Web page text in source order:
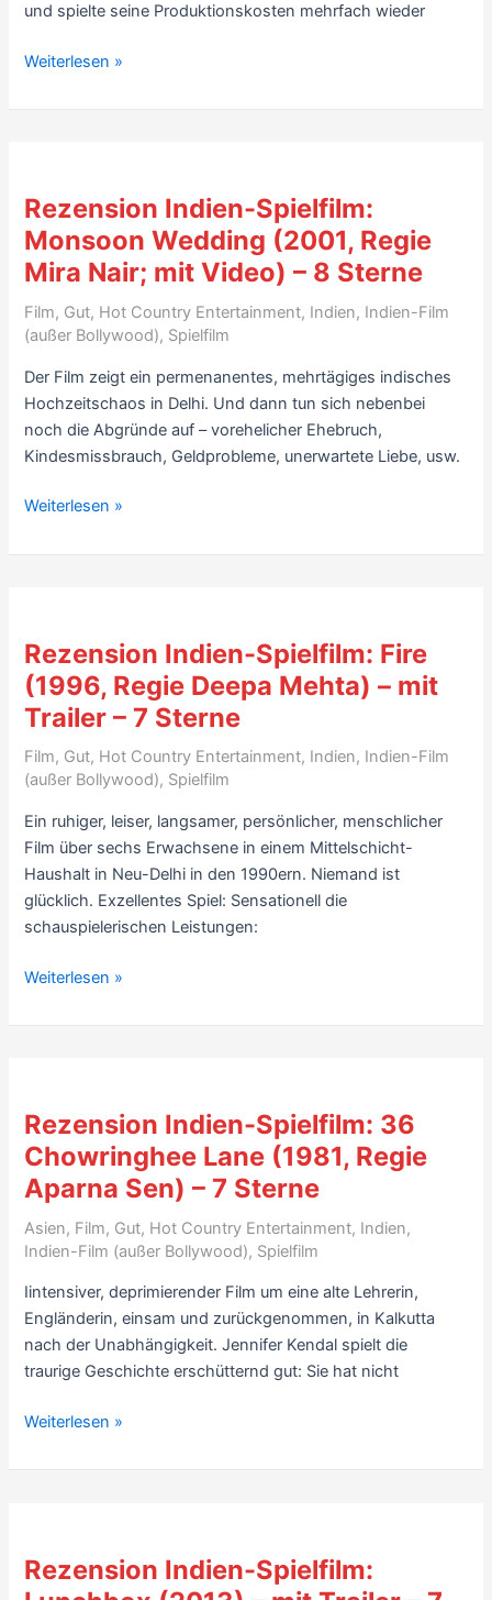
und spielte seine Produktionskosten mehrfach wieder
Rezension
Spielfilm:
Iyer
(2002,
mit
Sen
–
mit
Video
–
Sterne
Weiterlesen »
Rezension Indien-Spielfilm:
Monsoon Wedding (2001, Regie
Mira Nair; mit Video) – 8 Sterne
Film, Gut, Hot Country Entertainment, Indien, Indien-Film
(außer Bollywood), Spielfilm
Der Film zeigt ein permenanentes, mehrtägiges indisches
Hochzeitschaos in Delhi. Und dann tun sich nebenbei
noch die Abgründe auf – vorehelicher Ehebruch,
Kindesmissbrauch, Geldprobleme, unerwartete Liebe, usw.
Rezension
Spielfilm:
Regie
Mira
Nair;
Video)
8
Sterne
Weiterlesen »
Rezension Indien-Spielfilm: Fire
(1996, Regie Deepa Mehta) – mit
Trailer – 7 Sterne
Film, Gut, Hot Country Entertainment, Indien, Indien-Film
(außer Bollywood), Spielfilm
Ein ruhiger, leiser, langsamer, persönlicher, menschlicher
Film über sechs Erwachsene in einem Mittelschicht-
Haushalt in Neu-Delhi in den 1990ern. Niemand ist
glücklich. Exzellentes Spiel: Sensationell die
schauspielerischen Leistungen:
Rezension
Spielfilm:
Deepa
Mehta)
–
Trailer
7
Sterne
Weiterlesen »
Rezension Indien-Spielfilm: 36
Chowringhee Lane (1981, Regie
Aparna Sen) – 7 Sterne
Asien, Film, Gut, Hot Country Entertainment, Indien,
Indien-Film (außer Bollywood), Spielfilm
Iintensiver, deprimierender Film um eine alte Lehrerin,
Engländerin, einsam und zurückgenommen, in Kalkutta
nach der Unabhängigkeit. Jennifer Kendal spielt die
traurige Geschichte erschütternd gut: Sie hat nicht
Rezension
Spielfilm:
(1981,
Weiterlesen »
Rezension Indien-Spielfilm: